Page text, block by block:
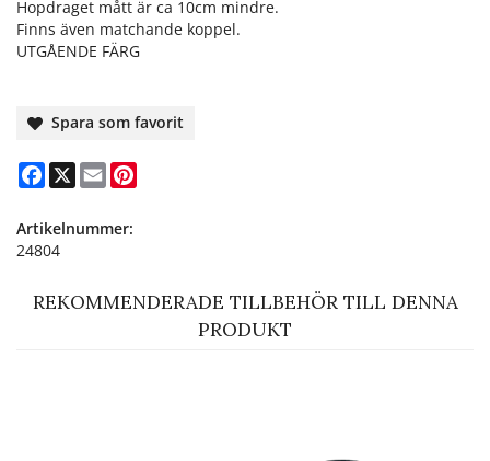
Hopdraget mått är ca 10cm mindre.
Finns även matchande koppel.
UTGÅENDE FÄRG
Spara som favorit
Facebook
X Email
Artikelnummer:
24804
REKOMMENDERADE TILLBEHÖR TILL DENNA
PRODUKT